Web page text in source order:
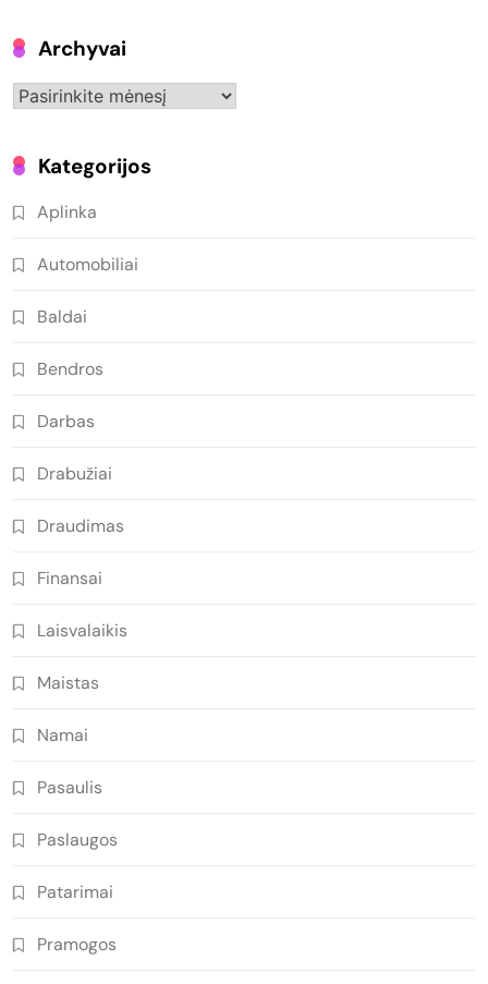
Archyvai
Archyvai
Kategorijos
Aplinka
Automobiliai
Baldai
Bendros
Darbas
Drabužiai
Draudimas
Finansai
Laisvalaikis
Maistas
Namai
Pasaulis
Paslaugos
Patarimai
Pramogos